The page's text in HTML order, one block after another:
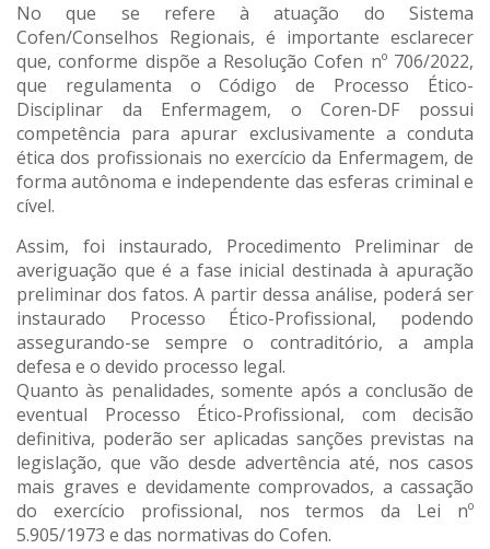
No que se refere à atuação do Sistema
Cofen/Conselhos Regionais, é importante esclarecer
que, conforme dispõe a Resolução Cofen nº 706/2022,
que regulamenta o Código de Processo Ético-
Disciplinar da Enfermagem, o Coren-DF possui
competência para apurar exclusivamente a conduta
ética dos profissionais no exercício da Enfermagem, de
forma autônoma e independente das esferas criminal e
cível.
Assim, foi instaurado, Procedimento Preliminar de
averiguação que é a fase inicial destinada à apuração
preliminar dos fatos. A partir dessa análise, poderá ser
instaurado Processo Ético-Profissional, podendo
assegurando-se sempre o contraditório, a ampla
defesa e o devido processo legal.
Quanto às penalidades, somente após a conclusão de
eventual Processo Ético-Profissional, com decisão
definitiva, poderão ser aplicadas sanções previstas na
legislação, que vão desde advertência até, nos casos
mais graves e devidamente comprovados, a cassação
do exercício profissional, nos termos da Lei nº
5.905/1973 e das normativas do Cofen.